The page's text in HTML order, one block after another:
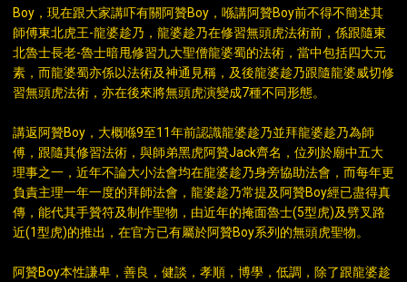
Boy，現在跟大家講吓有關阿贊Boy，喺講阿贊Boy前不得不簡述其
師傅東北虎王-龍婆趁乃，龍婆趁乃在修習無頭虎法術前，係跟隨東
北魯士長老-魯士暗甩修習九大聖僧龍婆蜀的法術，當中包括四大元
素，而龍婆蜀亦係以法術及神通見稱，及後龍婆趁乃跟隨龍婆威切修
習無頭虎法術，亦在後來將無頭虎演變成7種不同形態。
講返阿贊Boy，大概喺9至11年前認識龍婆趁乃並拜龍婆趁乃為師
傅，跟隨其修習法術，與師弟黑虎阿贊Jack齊名，位列於廟中五大
理事之一，近年不論大小法會均在龍婆趁乃身旁協助法會，而每年更
負責主理一年一度的拜師法會，龍婆趁乃常提及阿贊Boy經已盡得真
傳，能代其手贊符及制作聖物，由近年的掩面魯士(5型虎)及劈叉路
近(1型虎)的推出，在官方已有屬於阿贊Boy系列的無頭虎聖物。
阿贊Boy本性謙卑，善良，健談，孝順，博學，低調，除了跟龍婆趁